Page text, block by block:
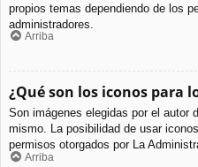
propios temas dependiendo de los
administradores.
Arriba
¿Qué son los iconos para
Son imágenes elegidas por el autor
mismo. La posibilidad de usar
permisos otorgados por La
Arriba